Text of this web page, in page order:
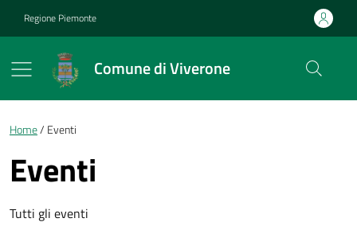
Regione Piemonte
Comune di Viverone
Briciole di pane
Home Eventi
Eventi
Tutti gli eventi